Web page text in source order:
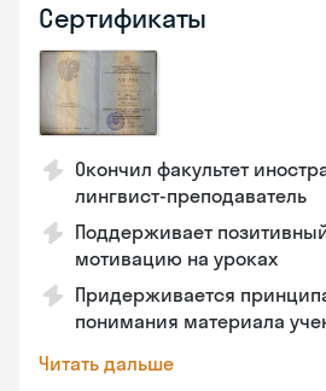
Сертификаты
Окончил факультет
лингвист-преподаватель
Поддерживает
мотивацию на уроках
Придерживается
понимания материала
Читать дальше